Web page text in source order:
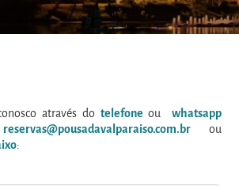
através do telefone ou whatsapp
reservas@pousadavalparaiso.com.brou
: